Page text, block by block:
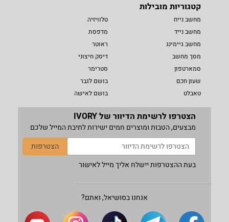
קטגוריות מובילות
מחשב נייח
מחשב נייד
מחשב גיימינג
מסך מחשב
סמארטפון
שעון חכם
טאבלט
טלוויזיה
מדפסת
ראוטר
דיסק חיצוני
סטרימר
בושם לגבר
בושם לאישה
הצטרפו לרשימת הדיוור של IVORY
מבצעים, הטבות ומוצרים חמים ישירות לתיבת המייל שלכם
הצטרפות
בעת ההצטרפות יישלח אליך מייל לאישור
אנחנו בסושיאל, ואתם?